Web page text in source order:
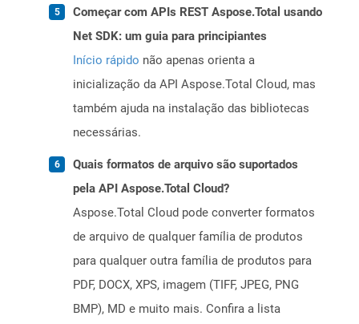
Começar com APIs REST Aspose.Total usando
Net SDK: um guia para principiantes
Início rápido não apenas orienta a
inicialização da API Aspose.Total Cloud, mas
também ajuda na instalação das bibliotecas
necessárias.
Quais formatos de arquivo são suportados
pela API Aspose.Total Cloud?
Aspose.Total Cloud pode converter formatos
de arquivo de qualquer família de produtos
para qualquer outra família de produtos para
PDF, DOCX, XPS, imagem (TIFF, JPEG, PNG
BMP), MD e muito mais. Confira a lista